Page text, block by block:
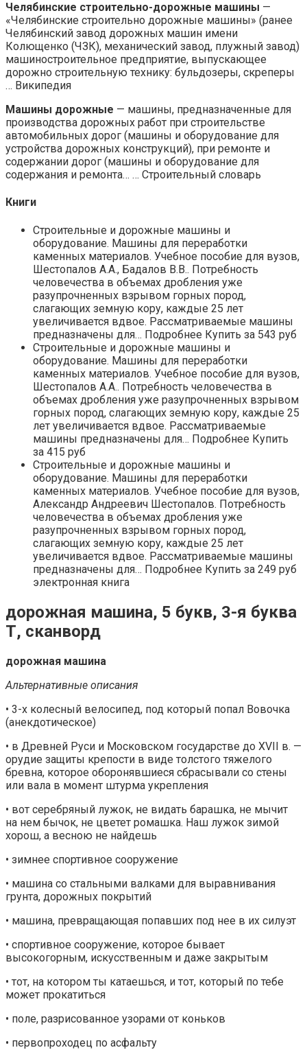
Челябинские строительно-дорожные машины —
«Челябинские строительно дорожные машины» (ранее
Челябинский завод дорожных машин имени
Колющенко (ЧЗК), механический завод, плужный завод)
машиностроительное предприятие, выпускающее
дорожно строительную технику: бульдозеры, скреперы
… Википедия
Машины дорожные — машины, предназначенные для
производства дорожных работ при строительстве
автомобильных дорог (машины и оборудование для
устройства дорожных конструкций), при ремонте и
содержании дорог (машины и оборудование для
содержания и ремонта… … Строительный словарь
Книги
Строительные и дорожные машины и
оборудование. Машины для переработки
каменных материалов. Учебное пособие для вузов,
Шестопалов А.А., Бадалов В.В.. Потребность
человечества в объемах дробления уже
разупрочненных взрывом горных пород,
слагающих земную кору, каждые 25 лет
увеличивается вдвое. Рассматриваемые машины
предназначены для… Подробнее Купить за 543 руб
Строительные и дорожные машины и
оборудование. Машины для переработки
каменных материалов. Учебное пособие для вузов,
Шестопалов А.А.. Потребность человечества в
объемах дробления уже разупрочненных взрывом
горных пород, слагающих земную кору, каждые 25
лет увеличивается вдвое. Рассматриваемые
машины предназначены для… Подробнее Купить
за 415 руб
Строительные и дорожные машины и
оборудование. Машины для переработки
каменных материалов. Учебное пособие для вузов,
Александр Андреевич Шестопалов. Потребность
человечества в объемах дробления уже
разупрочненных взрывом горных пород,
слагающих земную кору, каждые 25 лет
увеличивается вдвое. Рассматриваемые машины
предназначены для… Подробнее Купить за 249 руб
электронная книга
дорожная машина, 5 букв, 3-я буква
Т, сканворд
дорожная машина
Альтернативные описания
• 3-х колесный велосипед, под который попал Вовочка
(анекдотическое)
• в Древней Руси и Московском государстве до XVII в. —
орудие защиты крепости в виде толстого тяжелого
бревна, которое оборонявшиеся сбрасывали со стены
или вала в момент штурма укрепления
• вот серебряный лужок, не видать барашка, не мычит
на нем бычок, не цветет ромашка. Наш лужок зимой
хорош, а весною не найдешь
• зимнее спортивное сооружение
• машина со стальными валками для выравнивания
грунта, дорожных покрытий
• машина, превращающая попавших под нее в их силуэт
• спортивное сооружение, которое бывает
высокогорным, искусственным и даже закрытым
• тот, на котором ты катаешься, и тот, который по тебе
может прокатиться
• поле, разрисованное узорами от коньков
• первопроходец по асфальту